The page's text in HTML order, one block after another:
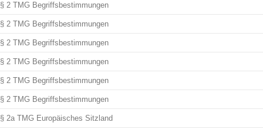
§ 2 TMG Begriffsbestimmungen
§ 2 TMG Begriffsbestimmungen
§ 2 TMG Begriffsbestimmungen
§ 2 TMG Begriffsbestimmungen
§ 2 TMG Begriffsbestimmungen
§ 2 TMG Begriffsbestimmungen
§ 2a TMG Europäisches Sitzland